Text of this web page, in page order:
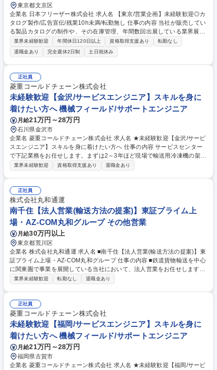
東京都文京区
企業名 日本フリーザー株式会社 求人名 【東京/営業企画】未経験歓迎◎カ
タログ製作/広告宣伝/残業10h未満/転勤無し 仕事の内容 当社が販売してい
る製品カタログの制作や、その在庫管理、年間数回出展している業界展示
会の準備と運営、その他広告宣伝に関わる業務をお任せします。 【高まる
ニーズ】世界中で猛威を振るう新型コロナウイルス（COVID-19）の感染
拡大に伴い、試薬、病原体検査用検体、治療薬、ワクチンなどの保管に弊
社の冷凍・冷蔵機器はますます必要とされております。 募集職種 【東京/
営業企画】未経験歓迎◎カタログ製作/広告宣伝/残業10h未満/転勤無し
業界未経験歓迎 年間休日120日以上 資格取得支援あり
転勤なし
退職金あり
完全週休2日制 土日祝休み
正社員
菱重コールドチェーン株式会社
未経験歓迎【金沢/サービスエンジニア】スキルを身に
着けたい方へ 機械フィールド/サポートエンジニア
月給21万円～28万円
石川県金沢市
企業名 菱重コールドチェーン株式会社 求人名 ★未経験歓迎【金沢/サービ
スエンジニア】スキルを身に着けたい方へ 仕事の内容 サービスセンター
で下記業務をお任せします。まずは2～3年ほど現場で輸送用冷凍機の架
装/修理/定期メンテナンス経験を積むため、工具を使った現場作業に携わ
の輸送用冷凍機(業界シェア30％)■現場作業:サービスセンター内で新車ト
ラックへの製品架装/入庫した顧客の製品修理/顧客先でのメンテナンス■内
勤:顧客より問い合わせのあった製品修理を差配し協力会社へ対応依頼/部
品管理/発注等【入社後】当初は現場作業を学び、将来的に経験を活かし外
勤:内勤=3:7のイメージです。 募集職種 ★未経験歓迎【金沢/サービスエン
ジニア】スキルを身に着けたい方へ
業界未経験歓迎 資格取得支援あり 退職金あり
正社員
株式会社丸和通運
南千住【法人営業(輸送方法の提案)】東証プライム上
場・AZ-COM丸和グループ その他営業
月給30万円以上
東京都荒川区
企業名 株式会社丸和通運 求人名 ■南千住【法人営業(輸送方法の提案)】東
証プライム上場・AZ-COM丸和グループ 仕事の内容 ■鉄道貨物輸送を中心
に関東圏で事業を展開している当社において、法人営業をお任せします。
大手小売、食品・飲料メーカーの企業へ、食品を中心に日用品、家電・工
だき、クライアントの抱えるニーズに合わせた配送方法の提案がメインと
なります。(例)トラックで配送していたものを鉄道輸送に切り替えたい、
冷蔵・冷凍輸送を行いたい等 募集職種 ■南千住【法人営業(輸送方法の提
案)】東証プライム上場・AZ-COM丸和グループ
業界未経験歓迎 転勤なし 退職金あり
正社員
菱重コールドチェーン株式会社
未経験歓迎【福岡/サービスエンジニア】スキルを身に
着けたい方へ 機械フィールド/サポートエンジニア
月給21万円～28万円
福岡県古賀市
企業名 菱重コールドチェーン株式会社 求人名 ★未経験歓迎【福岡/サービ